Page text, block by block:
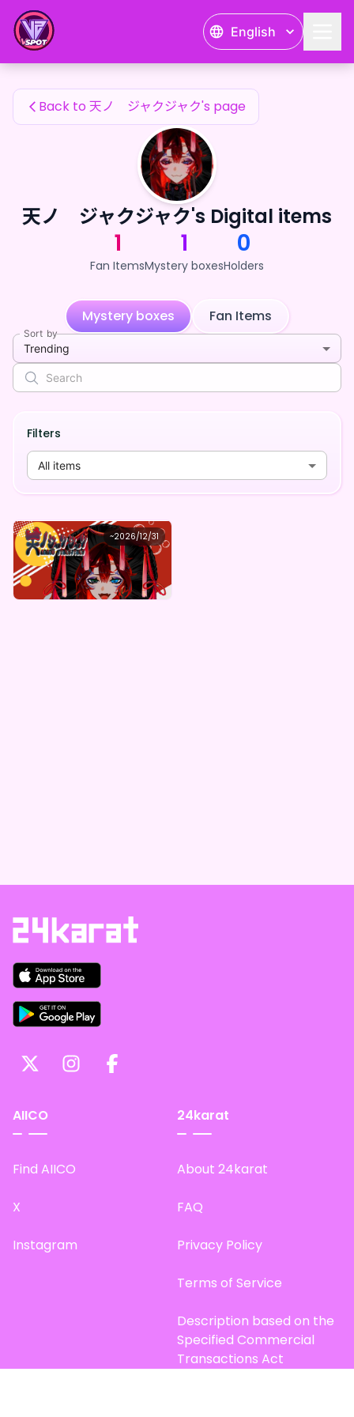
English
天ノ ジャクジャク's Fan Items
Back to 天ノ ジャクジャク's page
天ノ ジャクジャク's Digital items
1
Fan Items
1
Mystery boxes
0
Holders
Mystery boxes Fan Items
Sort by
Trending
Filters
All items
~2026/12/31
天ノ ジャクジャク
天ノジャクジャク デジタルBOX(全5種)
Lowest price
¥1,000 Purchase Here
AIICO
Find AIICO
X
Instagram
24karat
About 24karat
FAQ
Privacy Policy
Terms of Service
Description based on the
Specified Commercial
Transactions Act
天ノ ジャクジャク's Fan Items — 24karat